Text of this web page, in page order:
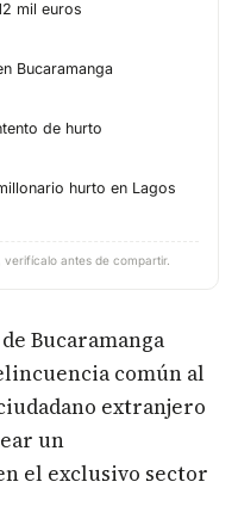
mil euros
Bucaramanga
de hurto
hurto en Lagos
antes de compartir.
Bucaramanga
común al
extranjero
un
el exclusivo sector